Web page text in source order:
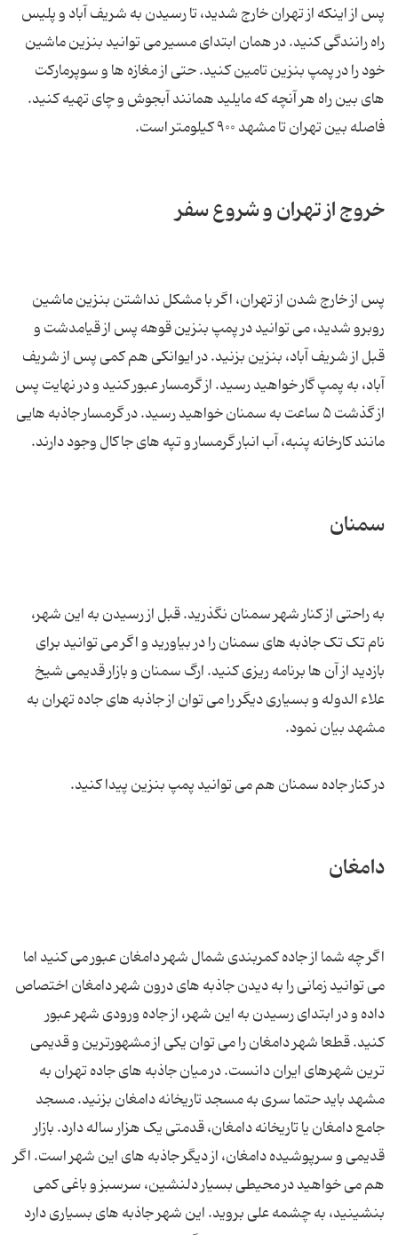
پس از اینکه از تهران خارج شدید، تا رسیدن به شریف آباد و پلیس
راه رانندگی کنید. در همان ابتدای مسیر می توانید بنزین ماشین
خود را در پمپ بنزین تامین کنید. حتی از مغازه ها و سوپرمارکت
های بین راه هر آنچه که مایلید همانند آبجوش و چای تهیه کنید.
فاصله بین تهران تا مشهد ۹۰۰ کیلومتر است.
خروج از تهران و شروع سفر
پس از خارج شدن از تهران، اگر با مشکل نداشتن بنزین ماشین
روبرو شدید، می توانید در پمپ بنزین قوهه پس از قیامدشت و
قبل از شریف آباد، بنزین بزنید. در ایوانکی هم کمی پس از شریف
آباد، به پمپ گار خواهید رسید. از گرمسار عبور کنید و در نهایت پس
از گذشت ۵ ساعت به سمنان خواهید رسید. در گرمسار جاذبه هایی
مانند کارخانه پنبه، آب انبار گرمسار و تپه های جاکال وجود دارند.
سمنان
به راحتی از کنار شهر سمنان نگذرید. قبل از رسیدن به این شهر،
نام تک تک جاذبه های سمنان را در بیاورید و اگر می توانید برای
بازدید از آن ها برنامه ریزی کنید. ارگ سمنان و بازار قدیمی شیخ
علاء الدوله و بسیاری دیگر را می توان از جاذبه های جاده تهران به
مشهد بیان نمود.
در کنار جاده سمنان هم می توانید پمپ بنزین پیدا کنید.
دامغان
اگر چه شما از جاده کمربندی شمال شهر دامغان عبور می کنید اما
می توانید زمانی را به دیدن جاذبه های درون شهر دامغان اختصاص
داده و در ابتدای رسیدن به این شهر، از جاده ورودی شهر عبور
کنید. قطعا شهر دامغان را می توان یکی از مشهورترین و قدیمی
ترین شهرهای ایران دانست. در میان جاذبه های جاده تهران به
مشهد باید حتما سری به مسجد تاریخانه دامغان بزنید. مسجد
جامع دامغان یا تاریخانه دامغان، قدمتی یک هزار ساله دارد. بازار
قدیمی و سرپوشیده دامغان، از دیگر جاذبه های این شهر است. اگر
هم می خواهید در محیطی بسیار دلنشین، سرسبز و باغی کمی
بنشینید، به چشمه علی بروید. این شهر جاذبه های بسیاری دارد